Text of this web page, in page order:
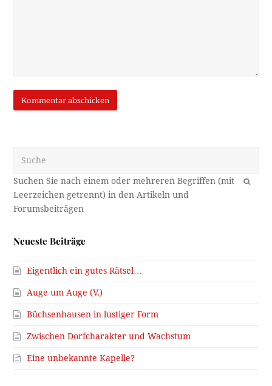
OK
Neueste Beiträge
Eigentlich ein gutes Rätsel…
Auge um Auge (V.)
Büchsenhausen in lustiger Form
Zwischen Dorfcharakter und Wachstum
Eine unbekannte Kapelle?